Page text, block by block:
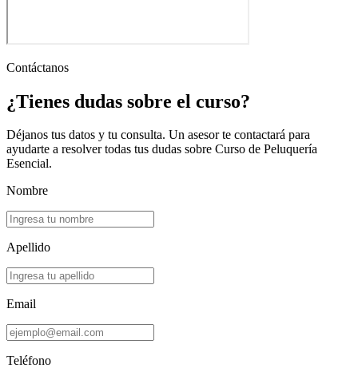
Contáctanos
¿Tienes dudas sobre el curso?
Déjanos tus datos y tu consulta. Un asesor te contactará para
ayudarte a resolver todas tus dudas sobre Curso de Peluquería
Esencial.
Nombre
Apellido
Email
Teléfono